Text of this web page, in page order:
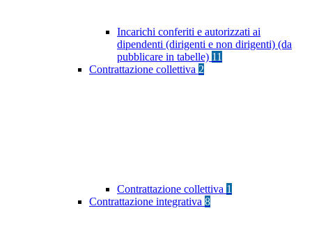
Incarichi conferiti e autorizzati ai
dipendenti (dirigenti e non dirigenti) (da
pubblicare in tabelle) 11
Contrattazione collettiva 2
Contrattazione collettiva 1
Contrattazione integrativa 8